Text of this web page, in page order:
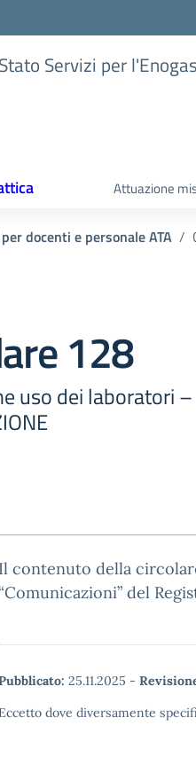
Servizi per
Attuazione
docenti e personale ATA
128
uso dei laboratori –
Il contenuto della
del
25.11.2025 -
dove diversamente